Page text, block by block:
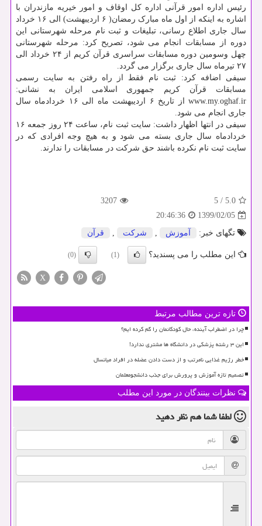
رئیس اداره امور قرآنی اداره کل اوقاف و امور خیریه مازندران با
اشاره به اینکه از اول ماه مبارک رمضان( ۶ اردیبهشت) الی ۱۶ خرداد
سال جاری اطلاع ­رسانی، تبلیغات و ثبت نام مرحله شهرستانی این
دوره از مسابقات انجام می شود، تصریح کرد: مرحله شهرستانی
چهل وسومین دوره مسابقات سراسری قرآن کریم از ۲۴ خرداد الی
۲۷ تیرماه سال جاری برگزار می گردد.
سیفی اضافه کرد: ثبت نام فقط از راه رفتن به سایت رسمی
مسابقات قرآن کریم جمهوری اسلامی ایران به نشانی:
www.my.oghaf.ir از تاریخ ۶ اردیبهشت ماه الی ۱۶ خردادماه سال
جاری انجام می شود.
سیفی در انتها اظهار داشت: سایت ثبت نام، ساعت ۲۴ روز جمعه ۱۶
خردادماه سال جاری بسته می شود و به هیچ وجه افرادی که در
سایت ثبت نام نکرده باشند حق شرکت در مسابقات را ندارند.
5.0
/
5
3207
1399/02/05
20:46:36
تگهای خبر:
آموزش , شركت , قرآن
این مطلب را می پسندید؟ (1)
(0)
X
تازه ترین مطالب مرتبط
چرا در اضطراب آینده، حال کودکانمان را گم کرده ایم؟
این ۳ رشته پزشکی در دانشگاه ها مشتری ندارد!
خطر رژیم غذایی نامرتب و از دست دادن عضله در افراد میانسال
تصمیم تازه آموزش و پرورش برای جذب دانشجومعلمان
نظرات بینندگان در مورد این مطلب
لطفا شما همنظر دهید